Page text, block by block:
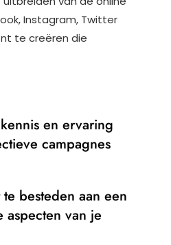
Instagram, Twitter
te creëren die
en ervaring
campagnes
besteden aan een
van je